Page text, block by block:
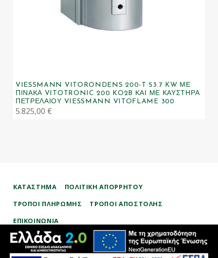
VIESSMANN VITORONDENS 200-T 53.7 KW ΜΕ
ΠΊΝΑΚΑ VITOTRONIC 200 KO2B ΚΑΙ ΜΕ ΚΑΥΣΤΉΡΑ
ΠΕΤΡΕΛΑΊΟΥ VIESSMANN VITOFLAME 300
5.825,00 €
ΚΑΤΑΣΤΗΜΑ
ΠΟΛΙΤΙΚΉ ΑΠΟΡΡΉΤΟΥ
ΤΡΌΠΟΙ ΠΛΗΡΩΜΉΣ
ΤΡΌΠΟΙ ΑΠΟΣΤΟΛΉΣ
ΕΠΙΚΟΙΝΩΝΊΑ